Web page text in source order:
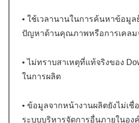
• ใช้เวลานานในการค้นหาข้อมูล
ปัญหาด้านคุณภาพหรือการเคลม
• ไม่ทราบสาเหตุที่แท้จริงของ
ในการผลิต
• ข้อมูลจากหน้างานผลิตยังไม่เชื่
ระบบบริหารจัดการอื่นภายในอง